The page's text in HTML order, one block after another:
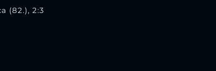
(82.), 2:3